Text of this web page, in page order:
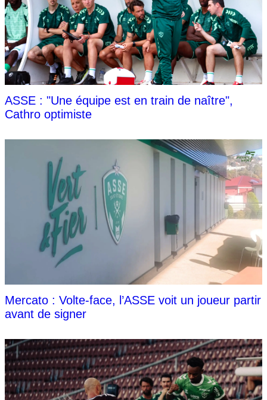
ASSE : "Une équipe est en train de naître",
Cathro optimiste
Mercato : Volte-face, l’ASSE voit un joueur partir
avant de signer